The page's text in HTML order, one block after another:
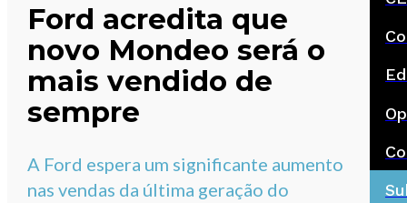
Ford acredita que
novo Mondeo será o
mais vendido de
sempre
A Ford espera um significante aumento
nas vendas da última geração do